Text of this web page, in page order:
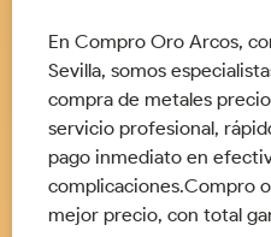
En Compro Oro Arcos,
Sevilla, somos
compra de metales
servicio profesional,
pago inmediato en
complicaciones.Compro
mejor precio, con total